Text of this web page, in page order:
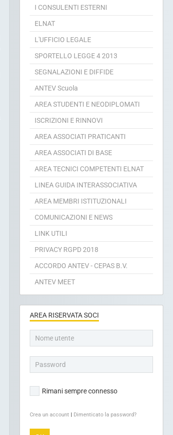
I CONSULENTI ESTERNI
ELNAT
L'UFFICIO LEGALE
SPORTELLO LEGGE 4 2013
SEGNALAZIONI E DIFFIDE
ANTEV Scuola
AREA STUDENTI E NEODIPLOMATI
ISCRIZIONI E RINNOVI
AREA ASSOCIATI PRATICANTI
AREA ASSOCIATI DI BASE
AREA TECNICI COMPETENTI ELNAT
LINEA GUIDA INTERASSOCIATIVA
AREA MEMBRI ISTITUZIONALI
COMUNICAZIONI E NEWS
LINK UTILI
PRIVACY RGPD 2018
ACCORDO ANTEV - CEPAS B.V.
ANTEV MEET
AREA RISERVATA SOCI
Rimani sempre connesso
| Dimenticato la password?